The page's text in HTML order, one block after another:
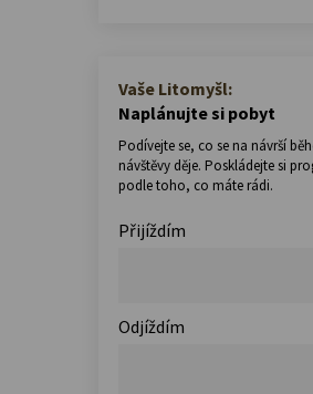
Vaše Litomyšl:
Naplánujte si pobyt
Podívejte se, co se na návrší
návštěvy děje. Poskládejte si
podle toho, co máte rádi.
Přijíždím
Odjíždím